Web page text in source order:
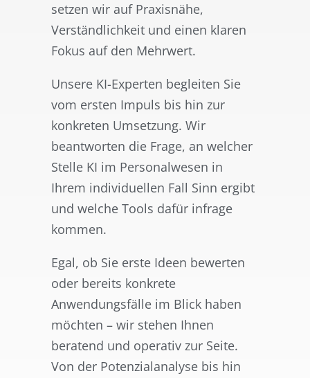
setzen wir auf Praxisnähe,
Verständlichkeit und einen klaren
Fokus auf den Mehrwert.
Unsere KI-Experten begleiten Sie
vom ersten Impuls bis hin zur
konkreten Umsetzung. Wir
beantworten die Frage, an welcher
Stelle KI im Personalwesen in
Ihrem individuellen Fall Sinn ergibt
und welche Tools dafür infrage
kommen.
Egal, ob Sie erste Ideen bewerten
oder bereits konkrete
Anwendungsfälle im Blick haben
möchten – wir stehen Ihnen
beratend und operativ zur Seite.
Von der Potenzialanalyse bis hin